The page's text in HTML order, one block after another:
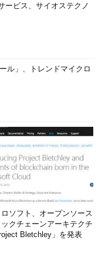
ービス、サイオステクノ
ル」、トレンドマイクロ
ソフト、オープンソース
クチェーンアーキテクチ
Bletchley」を発表